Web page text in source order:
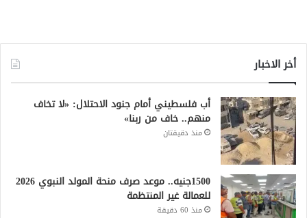
أخر الاخبار
أب فلسطيني أمام جنود الاحتلال: «لا تخاف
منهم.. خاف من ربنا»
منذ دقيقتان
1500جنيه.. موعد صرف منحة المولد النبوي 2026
للعمالة غير المنتظمة
منذ 60 دقيقة